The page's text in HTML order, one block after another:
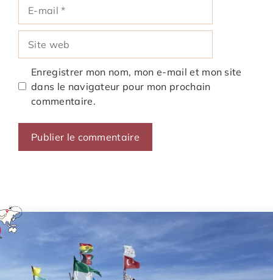
mail
web
Enregistrer mon nom, mon e-mail et mon site
dans le navigateur pour mon prochain
commentaire.